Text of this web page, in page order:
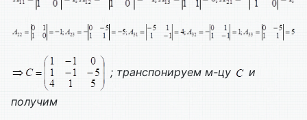
; транспонируем м-цу и
получим